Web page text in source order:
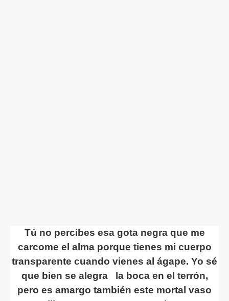
Tú no percibes esa gota negra que me
carcome el alma porque tienes mi cuerpo
transparente cuando vienes al ágape. Yo sé
que bien se alegra la boca en el terrón,
pero es amargo también este mortal vaso